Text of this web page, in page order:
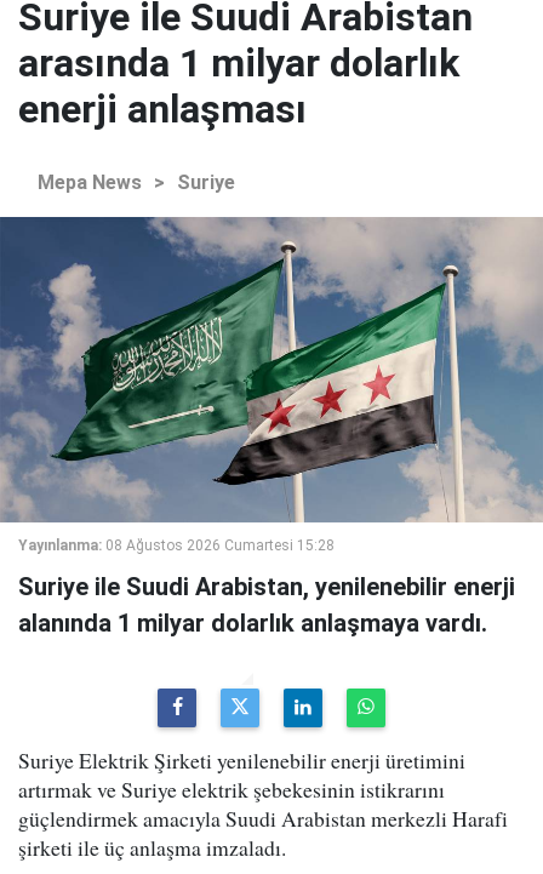
Suriye ile Suudi Arabistan
arasında 1 milyar dolarlık
enerji anlaşması
Mepa News > Suriye
Yayınlanma: 08 Ağustos 2026 Cumartesi 15:28
Suriye ile Suudi Arabistan, yenilenebilir enerji
alanında 1 milyar dolarlık anlaşmaya vardı.
Suriye Elektrik Şirketi yenilenebilir enerji üretimini
artırmak ve Suriye elektrik şebekesinin istikrarını
güçlendirmek amacıyla Suudi Arabistan merkezli Harafi
şirketi ile üç anlaşma imzaladı.